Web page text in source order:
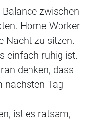
zwischen
Home-Worker
Nacht zu sitzen.
einfach ruhig ist.
denken, dass
nächsten Tag
ist es ratsam,